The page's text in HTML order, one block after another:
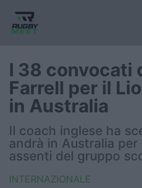
Nazionale
Nazionali giovanili
Rugby Sevens
FIR
I 38 convocati
Farrell per il
in Australia
Il coach inglese ha
andrà in Australia per
assenti del gruppo
INTERNAZIONALE